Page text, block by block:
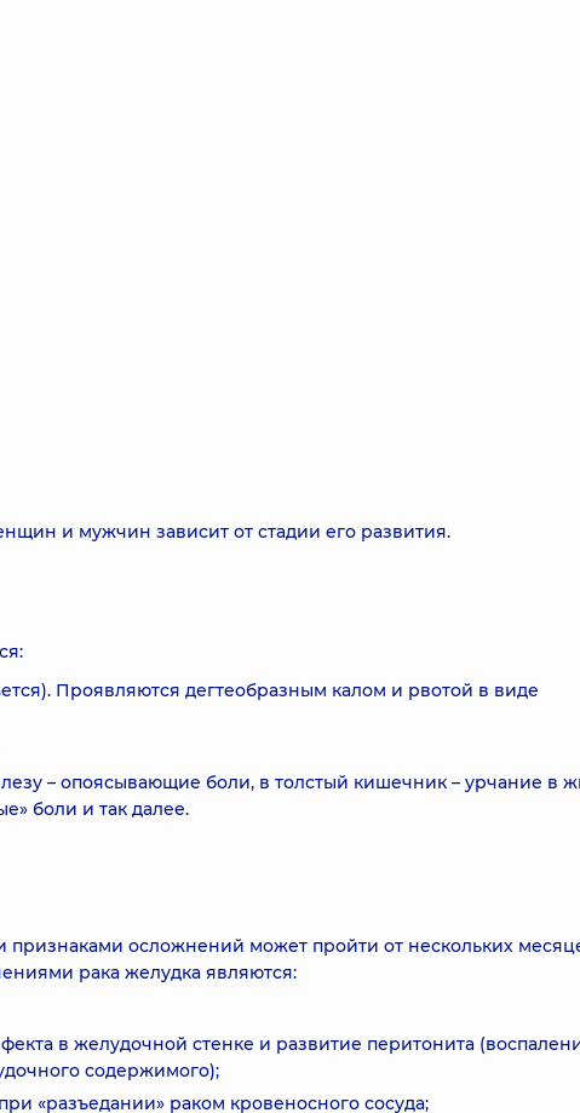
и мужчин зависит от стадии его развития.
Проявляются дегтеобразным калом и рвотой в виде
– опоясывающие боли, в толстый кишечник – урчание в
боли и так далее.
осложнений может пройти от нескольких
рака желудка являются:
в желудочной стенке и развитие перитонита
содержимого);
«разъедании» раком кровеносного сосуда;